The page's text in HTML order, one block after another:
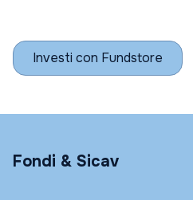
Investi con Fundstore
Fondi & Sicav